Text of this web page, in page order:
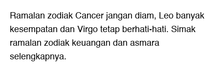
Ramalan zodiak Cancer jangan diam, Leo banyak
kesempatan dan Virgo tetap berhati-hati. Simak
ramalan zodiak keuangan dan asmara
selengkapnya.